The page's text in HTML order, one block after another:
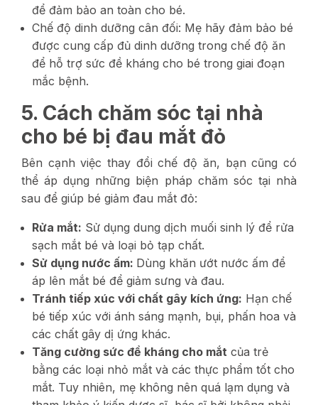
để đảm bảo an toàn cho bé.
Chế độ dinh dưỡng cân đối: Mẹ hãy đảm bảo bé
được cung cấp đủ dinh dưỡng trong chế độ ăn
để hỗ trợ sức đề kháng cho bé trong giai đoạn
mắc bệnh.
5. Cách chăm sóc tại nhà
cho bé bị đau mắt đỏ
Bên cạnh việc thay đổi chế độ ăn, bạn cũng có
thể áp dụng những biện pháp chăm sóc tại nhà
sau để giúp bé giảm đau mắt đỏ:
Rửa mắt: Sử dụng dung dịch muối sinh lý để rửa
sạch mắt bé và loại bỏ tạp chất.
Sử dụng nước ấm: Dùng khăn ướt nước ấm để
áp lên mắt bé để giảm sưng và đau.
Tránh tiếp xúc với chất gây kích ứng: Hạn chế
bé tiếp xúc với ánh sáng mạnh, bụi, phấn hoa và
các chất gây dị ứng khác.
Tăng cường sức đề kháng cho mắt của trẻ
bằng các loại nhỏ mắt và các thực phẩm tốt cho
mắt. Tuy nhiên, mẹ không nên quá lạm dụng và